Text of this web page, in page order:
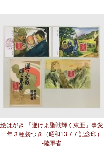
絵はがき 「遂けよ聖戦輝く東亜」事変
一年３種袋つき（昭和13.7.7.記念印）
-陸軍省